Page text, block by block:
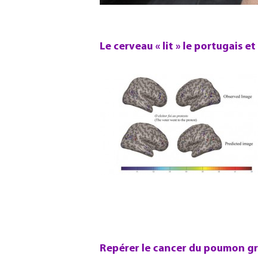
Le cerveau « lit » le portugais
Repérer le cancer du poumon